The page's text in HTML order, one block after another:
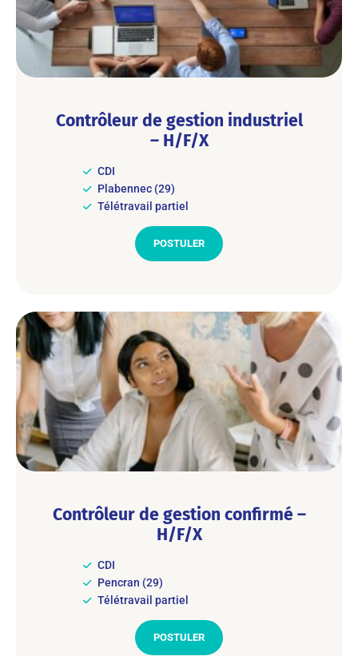
Contrôleur de gestion industriel
– H/F/X
CDI
Plabennec (29)
Télétravail partiel
POSTULER
Contrôleur de gestion confirmé –
H/F/X
CDI
Pencran (29)
Télétravail partiel
POSTULER